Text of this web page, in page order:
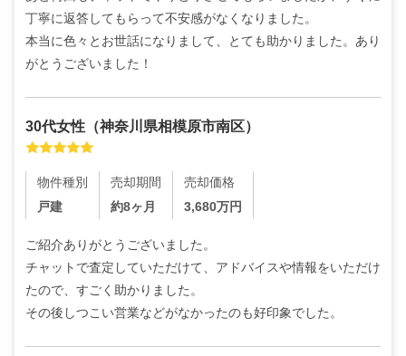
丁寧に返答してもらって不安感がなくなりました。
本当に色々とお世話になりまして、とても助かりました。あり
がとうございました！
30代女性 （神奈川県相模原市南区）
物件種別
戸建
売却期間
約8ヶ月
売却価格
3,680万円
ご紹介ありがとうございました。
チャットで査定していただけて、アドバイスや情報をいただけ
たので、すごく助かりました。
その後しつこい営業などがなかったのも好印象でした。